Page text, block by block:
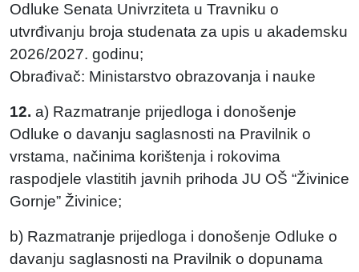
Odluke Senata Univrziteta u Travniku o
utvrđivanju broja studenata za upis u akademsku
2026/2027. godinu;
Obrađivač: Ministarstvo obrazovanja i nauke
12. a) Razmatranje prijedloga i donošenje
Odluke o davanju saglasnosti na Pravilnik o
vrstama, načinima korištenja i rokovima
raspodjele vlastitih javnih prihoda JU OŠ “Živinice
Gornje” Živinice;
b) Razmatranje prijedloga i donošenje Odluke o
davanju saglasnosti na Pravilnik o dopunama